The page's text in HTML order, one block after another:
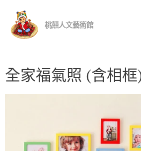
桃囍人文藝術館
全家福氣照 (含相框